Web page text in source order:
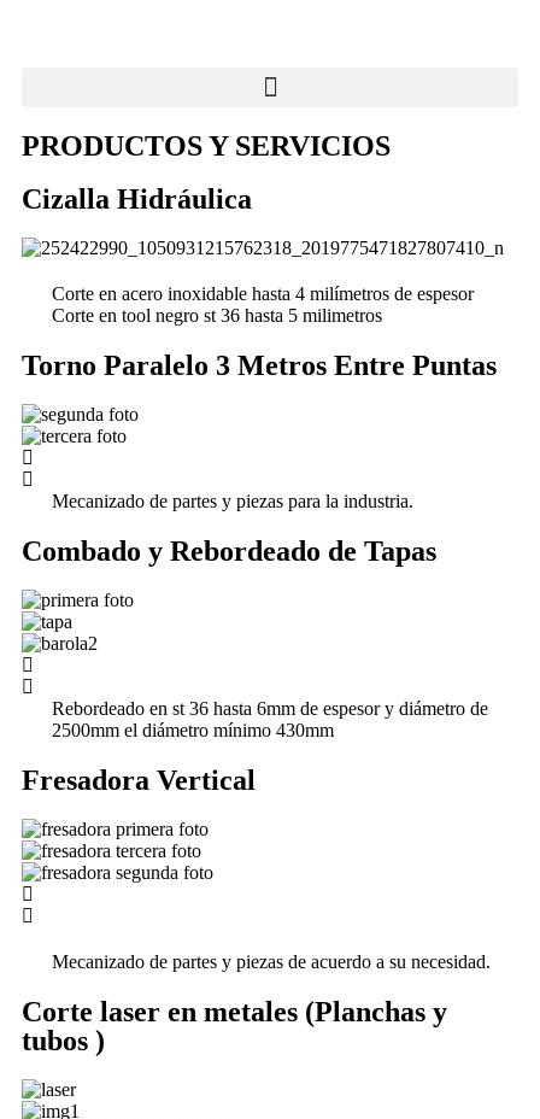
PRODUCTOS Y SERVICIOS
Cizalla Hidráulica
Corte en acero inoxidable hasta 4 milímetros de espesor
Corte en tool negro st 36 hasta 5 milimetros
Torno Paralelo 3 Metros Entre Puntas
Mecanizado de partes y piezas para la industria.
Combado y Rebordeado de Tapas
Rebordeado en st 36 hasta 6mm de espesor y diámetro de
2500mm el diámetro mínimo 430mm
Fresadora Vertical
Mecanizado de partes y piezas de acuerdo a su necesidad.
Corte laser en metales (Planchas y
tubos )